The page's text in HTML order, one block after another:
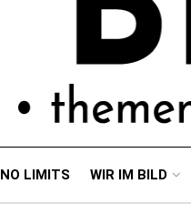
NO LIMITS WIR IM BILD